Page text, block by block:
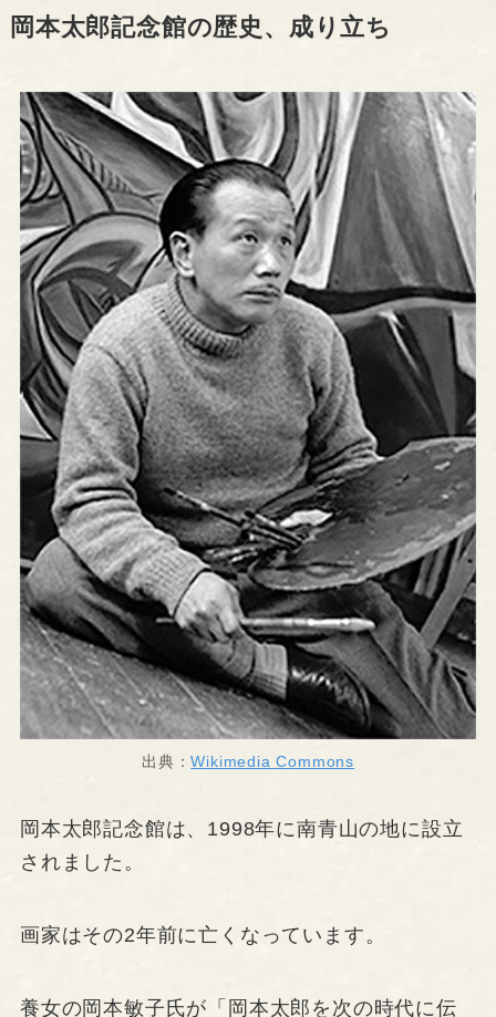
岡本太郎記念館の歴史、成り立ち
出典：Wikimedia Commons
岡本太郎記念館は、1998年に南青山の地に設立
されました。
画家はその2年前に亡くなっています。
養女の岡本敏子氏が「岡本太郎を次の時代に伝